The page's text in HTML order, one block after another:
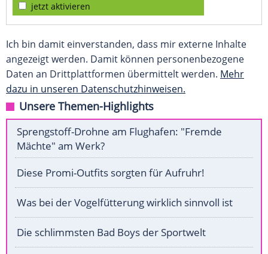
jetzt aktivieren
Ich bin damit einverstanden, dass mir externe Inhalte
angezeigt werden. Damit können personenbezogene
Daten an Drittplattformen übermittelt werden. Mehr
dazu in unseren Datenschutzhinweisen.
Unsere Themen-Highlights
Sprengstoff-Drohne am Flughafen: "Fremde
Mächte" am Werk?
Diese Promi-Outfits sorgten für Aufruhr!
Was bei der Vogelfütterung wirklich sinnvoll ist
Die schlimmsten Bad Boys der Sportwelt